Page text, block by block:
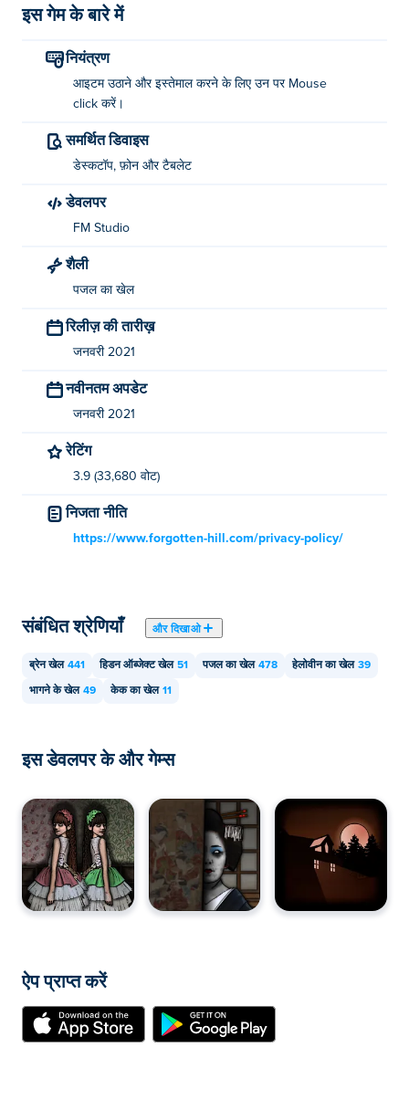
इस गेम के बारे में
नियंत्रण
आइटम उठाने और इस्तेमाल करने के लिए उन पर Mouse
click करें।
समर्थित डिवाइस
डेस्कटॉप, फ़ोन और टैबलेट
डेवलपर
FM Studio
शैली
पजल का खेल
रिलीज़ की तारीख़
जनवरी 2021
नवीनतम अपडेट
जनवरी 2021
रेटिंग
3.9 (33,680 वोट)
निजता नीति
https://www.forgotten-hill.com/privacy-policy/
संबंधित श्रेणियाँ और दिखाओ
ब्रेन खेल 441 हिडन ऑब्जेक्ट खेल 51 पजल का खेल 478 हेलोवीन का खेल 39
भागने के खेल 49 केक का खेल 11
इस डेवलपर के और गेम्स
ऐप प्राप्त करें